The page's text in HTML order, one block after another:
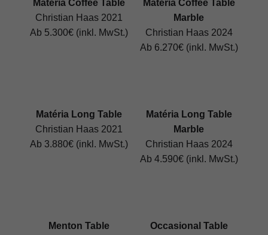
Matéria Coffee Table
Christian Haas 2021
Ab 5.300€ (inkl. MwSt.)
Matéria Coffee Table
Marble
Christian Haas 2024
Ab 6.270€ (inkl. MwSt.)
Matéria Long Table
Christian Haas 2021
Ab 3.880€ (inkl. MwSt.)
Matéria Long Table
Marble
Christian Haas 2024
Ab 4.590€ (inkl. MwSt.)
Menton Table
Occasional Table